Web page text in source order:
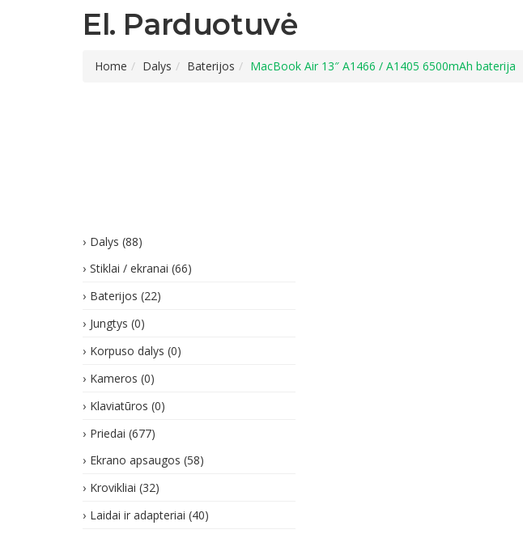
El. Parduotuvė
Home Dalys Baterijos MacBook Air 13″ A1466 / A1405 6500mAh baterija
Dalys (88)
Stiklai / ekranai (66)
Baterijos (22)
Jungtys (0)
Korpuso dalys (0)
Kameros (0)
Klaviatūros (0)
Priedai (677)
Ekrano apsaugos (58)
Krovikliai (32)
Laidai ir adapteriai (40)